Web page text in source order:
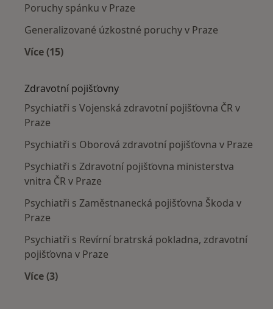
Poruchy spánku v Praze
Generalizované úzkostné poruchy v Praze
Více (15)
Zdravotní pojišťovny
Psychiatři s Vojenská zdravotní pojišťovna ČR v
Praze
Psychiatři s Oborová zdravotní pojišťovna v Praze
Psychiatři s Zdravotní pojišťovna ministerstva
vnitra ČR v Praze
Psychiatři s Zaměstnanecká pojišťovna Škoda v
Praze
Psychiatři s Revírní bratrská pokladna, zdravotní
pojišťovna v Praze
Více (3)